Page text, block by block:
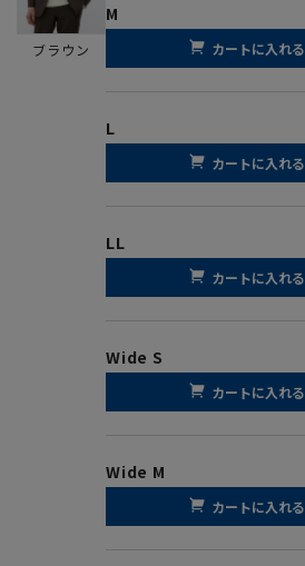
ブラウン
M
カートに入れる
L
カートに入れる
LL
カートに入れる
Wide S
カートに入れる
Wide M
カートに入れる